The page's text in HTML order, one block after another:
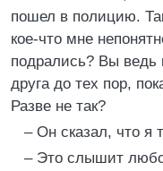
пошел в полицию.
кое-что мне
подрались? Вы ведь
друга до тех пор,
Разве не так?
– Он сказал, что я
– Это слышит